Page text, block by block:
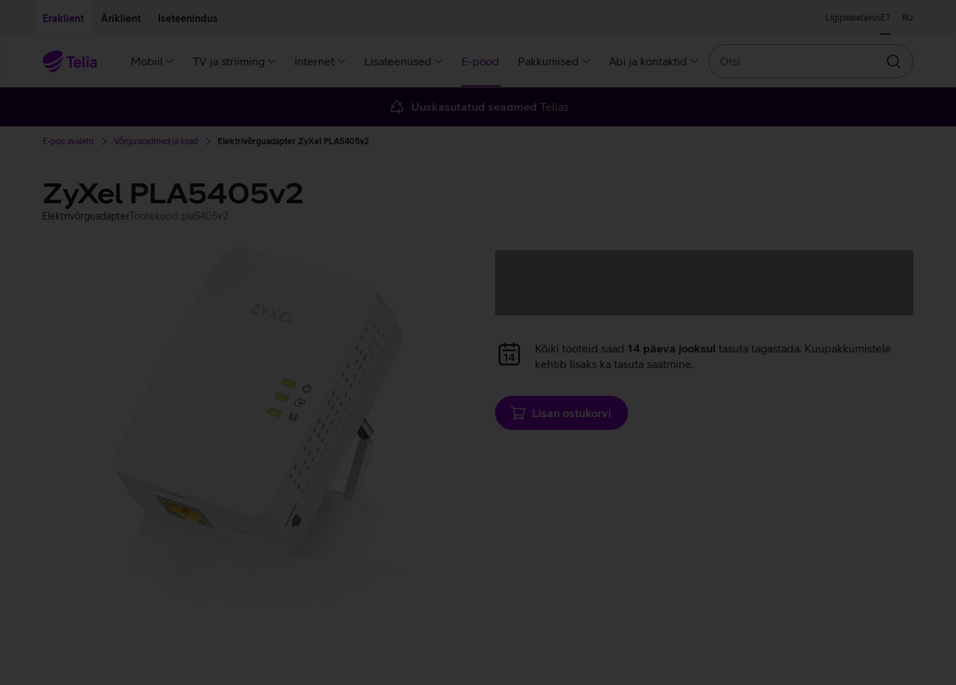
Eraklient Äriklient Iseteenindus LigipääsetavusET RU
Mobiil TV ja striiming Internet Lisateenused E-pood Pakkumised Abi ja kontaktid
Otsin
Uuskasutatud seadmed Telias
E-poe avaleht Võrguseadmed ja lisad Elektrivõrguadapter ZyXel PLA5405v2
ZyXel PLA5405v2
ElektrivõrguadapterTootekood: pla5405v2
Andmete
laadimine
Kõiki tooteid saad 14 päeva jooksul tasuta tagastada. Kuupakkumistele
kehtib lisaks ka tasuta saatmine.
Lisan ostukorvi